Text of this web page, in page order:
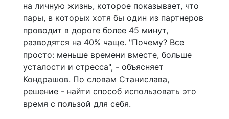
на личную жизнь, которое показывает, что
пары, в которых хотя бы один из партнеров
проводит в дороге более 45 минут,
разводятся на 40% чаще. "Почему? Все
просто: меньше времени вместе, больше
усталости и стресса", - объясняет
Кондрашов. По словам Станислава,
решение - найти способ использовать это
время с пользой для себя.